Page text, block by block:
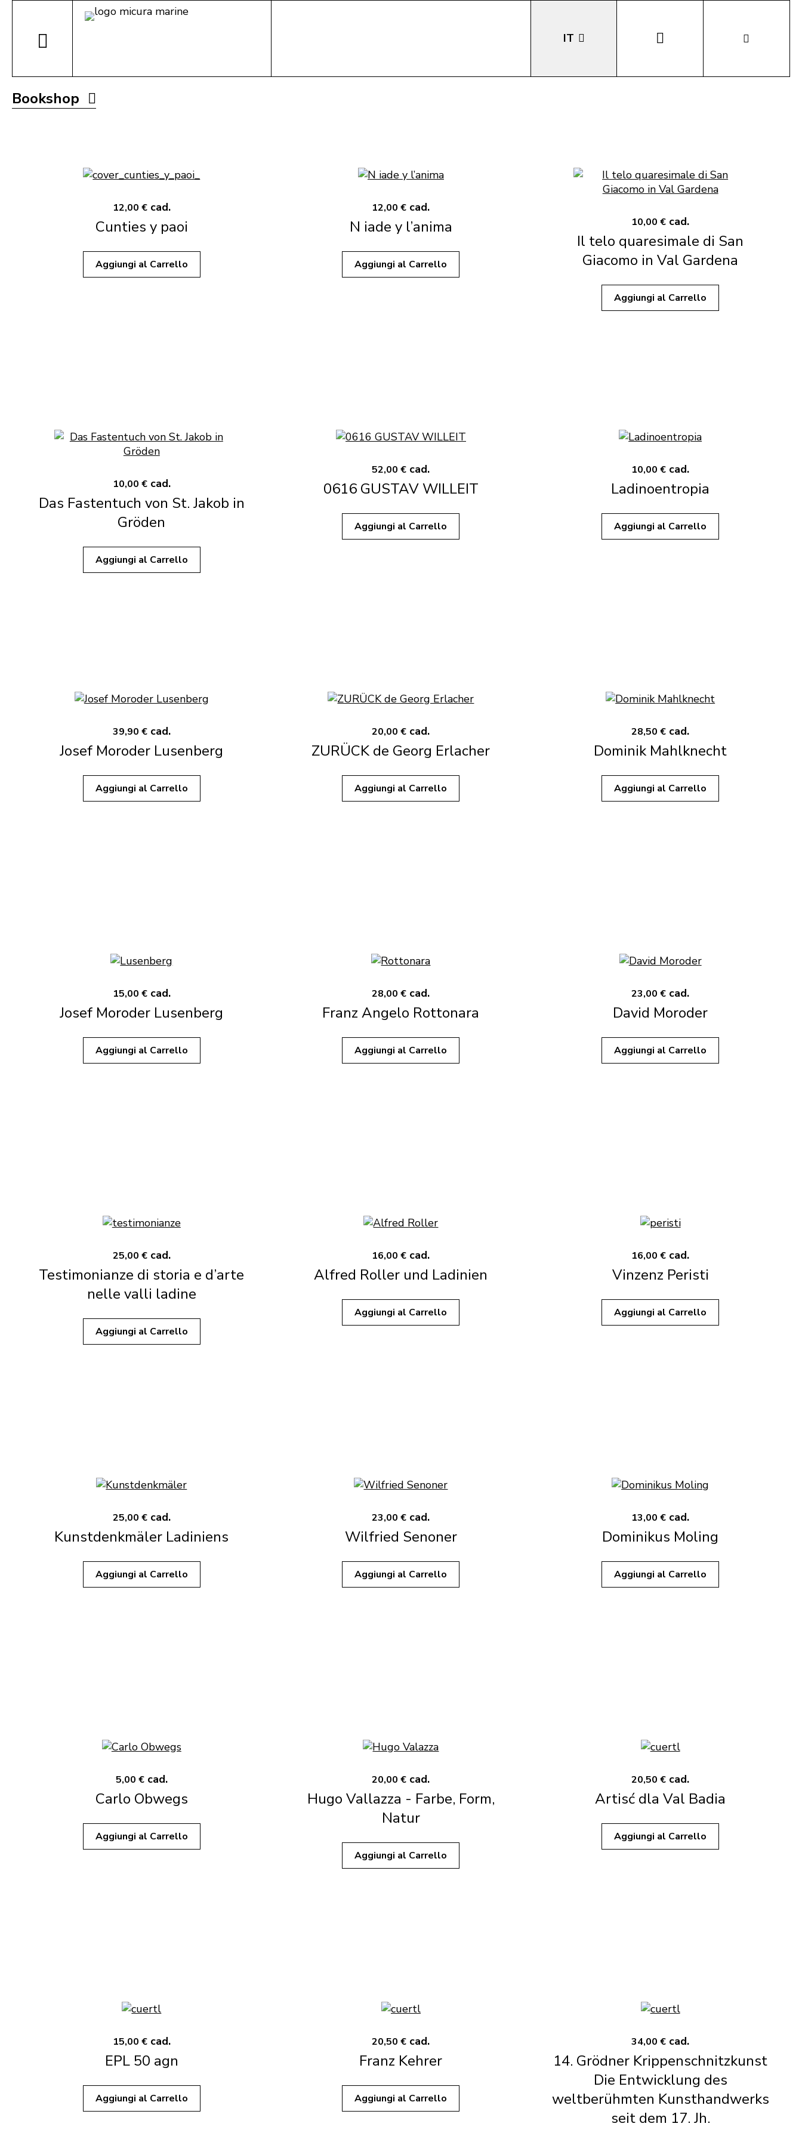
IT
Bookshop
12,00 € cad.
Cunties y paoi
Aggiungi al Carrello
12,00 € cad.
N iade y l’anima
Aggiungi al Carrello
10,00 € cad.
Il telo quaresimale di San
Giacomo in Val Gardena
Aggiungi al Carrello
10,00 € cad.
Das Fastentuch von St. Jakob in
Gröden
Aggiungi al Carrello
52,00 € cad.
0616 GUSTAV WILLEIT
Aggiungi al Carrello
10,00 € cad.
Ladinoentropia
Aggiungi al Carrello
39,90 € cad.
Josef Moroder Lusenberg
Aggiungi al Carrello
20,00 € cad.
ZURÜCK de Georg Erlacher
Aggiungi al Carrello
28,50 € cad.
Dominik Mahlknecht
Aggiungi al Carrello
15,00 € cad.
Josef Moroder Lusenberg
Aggiungi al Carrello
28,00 € cad.
Franz Angelo Rottonara
Aggiungi al Carrello
23,00 € cad.
David Moroder
Aggiungi al Carrello
25,00 € cad.
Testimonianze di storia e d’arte
nelle valli ladine
Aggiungi al Carrello
16,00 € cad.
Alfred Roller und Ladinien
Aggiungi al Carrello
16,00 € cad.
Vinzenz Peristi
Aggiungi al Carrello
25,00 € cad.
Kunstdenkmäler Ladiniens
Aggiungi al Carrello
23,00 € cad.
Wilfried Senoner
Aggiungi al Carrello
13,00 € cad.
Dominikus Moling
Aggiungi al Carrello
5,00 € cad.
Carlo Obwegs
Aggiungi al Carrello
20,00 € cad.
Hugo Vallazza - Farbe, Form,
Natur
Aggiungi al Carrello
20,50 € cad.
Artisć dla Val Badia
Aggiungi al Carrello
15,00 € cad.
EPL 50 agn
Aggiungi al Carrello
20,50 € cad.
Franz Kehrer
Aggiungi al Carrello
34,00 € cad.
14. Grödner Krippenschnitzkunst
Die Entwicklung des
weltberühmten Kunsthandwerks
seit dem 17. Jh.